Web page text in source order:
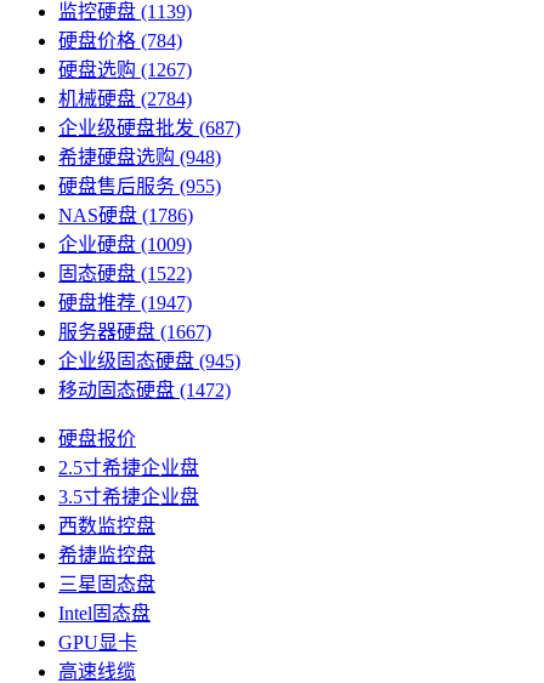
监控硬盘 (1139)
硬盘价格 (784)
硬盘选购 (1267)
机械硬盘 (2784)
企业级硬盘批发 (687)
希捷硬盘选购 (948)
硬盘售后服务 (955)
NAS硬盘 (1786)
企业硬盘 (1009)
固态硬盘 (1522)
硬盘推荐 (1947)
服务器硬盘 (1667)
企业级固态硬盘 (945)
移动固态硬盘 (1472)
硬盘报价
2.5寸希捷企业盘
3.5寸希捷企业盘
西数监控盘
希捷监控盘
三星固态盘
Intel固态盘
GPU显卡
高速线缆